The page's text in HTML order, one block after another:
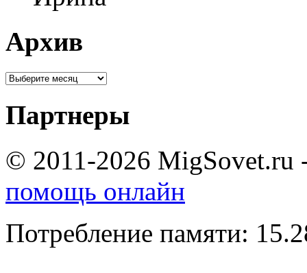
Архив
Партнеры
© 2011-2026 MigSovet.ru
помощь онлайн
Потребление памяти: